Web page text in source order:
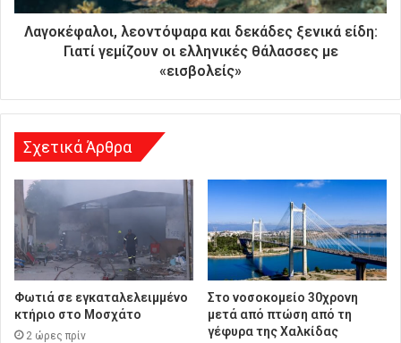
η
Λαγοκέφαλοι, λεοντόψαρα και δεκάδες ξενικά είδη:
Γιατί γεμίζουν οι ελληνικές θάλασσες με
«εισβολείς»
Σχετικά Άρθρα
Φωτιά σε εγκαταλελειμμένο
κτήριο στο Μοσχάτο
2 ώρες πρίν
Στο νοσοκομείο 30χρονη
μετά από πτώση από τη
γέφυρα της Χαλκίδας